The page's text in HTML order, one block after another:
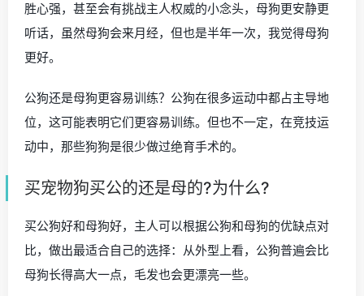
胜心强，甚至会有挑战主人权威的小念头，母狗更安静更
听话，虽然母狗会来月经，但也是半年一次，我觉得母狗
更好。
公狗还是母狗更容易训练？公狗在很多运动中都占主导地
位，这可能表明它们更容易训练。但也不一定，在竞技运
动中，那些狗狗是很少做过绝育手术的。
买宠物狗买公的还是母的?为什么?
买公狗好和母狗好，主人可以根据公狗和母狗的优缺点对
比，做出最适合自己的选择：从外型上看，公狗普遍会比
母狗长得高大一点，毛发也会更漂亮一些。